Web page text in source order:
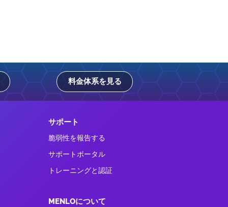
料金体系を見る
サポート
脆弱性を報告する
サポートポータル
トレーニングと認証
MENLOについて